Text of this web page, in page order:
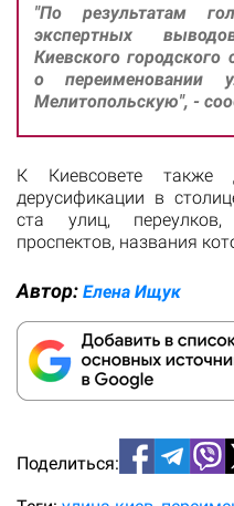
"По результатам
экспертных
Киевского
о переименовании
Мелитопольскую", -
К Киевсовете
дерусификации в
ста улиц,
проспектов, названия
Автор: Елена Ищук
Поделиться: